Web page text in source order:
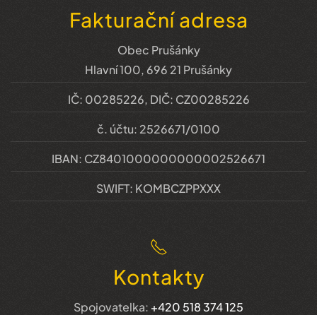
Fakturační adresa
Obec Prušánky
Hlavní 100, 696 21 Prušánky
IČ: 00285226, DIČ: CZ00285226
č. účtu: 2526671/0100
IBAN: CZ8401000000000002526671
SWIFT: KOMBCZPPXXX
Kontakty
Spojovatelka: +420 518 374 125